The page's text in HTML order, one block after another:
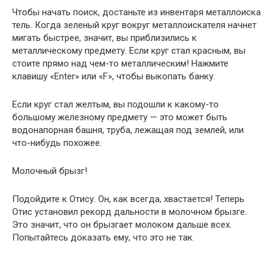
Чтобы начать поиск, достаньте из инвентаря металлоиска
тель. Когда зеленый круг вокруг металлоискателя начнет
мигать быстрее, значит, вы приблизились к
металлическому предмету. Если круг стал красным, вы
стоите прямо над чем-то металлическим! Нажмите
клавишу «Enter» или «F», чтобы выкопать банку.
Если круг стал желтым, вы подошли к какому-то
большому железному предмету — это может быть
водонапорная башня, труба, лежащая под землей, или
что-нибудь похожее.
Молочный брызг!
Подойдите к Отису. Он, как всегда, хвастается! Теперь
Отис установил рекорд дальности в молочном брызге.
Это значит, что он брызгает молоком дальше всех.
Попытайтесь доказать ему, что это не так.